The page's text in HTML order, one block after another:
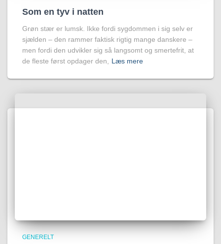
Som en tyv i natten
Grøn stær er lumsk. Ikke fordi sygdommen i sig selv er
sjælden – den rammer faktisk rigtig mange danskere –
men fordi den udvikler sig så langsomt og smertefrit, at
de fleste først opdager den,
Læs mere
GENERELT